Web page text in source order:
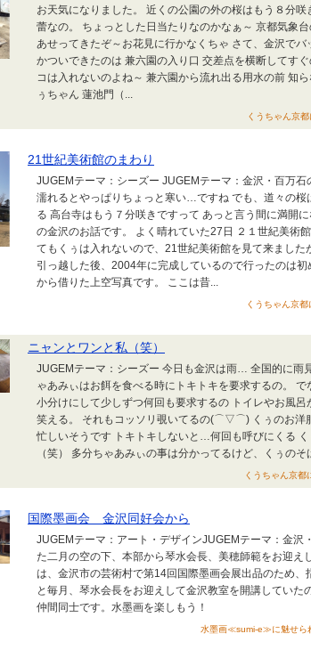
お天気になりました。 近くの公園の外の桜はもう８分
蕾なの。 ちょっとした日当たりなのかなぁ～ 京都気象
あせってきたぞ～お花見に行かなくちゃ さて、金沢でバ
かついできたのは 兼六園の入り口 交差点を横断してす
コは入れないのよね～ 兼六園から流れ出る用水の前 知
ぅちゃん 蓮池門（...
くうちゃん京
21世紀美術館のまわり
JUGEMテーマ：シーズー JUGEMテーマ：金沢・百万
濡れるとやっぱりちょっと寒い…ですね でも、道々の桜
る 高台寺はもう７分咲きですって あっと言う間に満開
の金沢のお話です。 よく晴れていた27日 ２１世紀美術
てもくぅは入れないので、21世紀美術館を見て来ました
引っ越した後、2004年に完成しているので行ったのは
から借りた上空写真です。 ここは昔...
くうちゃん京
ニャンとワンと私（笑）
JUGEMテーマ：シーズー 今日も金沢は雨… 全国的に雨
ゃあみぃはお餌を食べる時にトキトキを要求するの。 で
小分けにして少しずつ何回も要求するの トイレやお風
笑える。 それもコッソリ覗いてるの(⌒▽⌒) くぅのお洋
忙しいそうです トキトキしないと…何回も呼びにくる く
（笑） 多分ちゃあみぃの事は分かってるけど、くぅの
くうちゃん京
国際墨画会 金沢同好会から
JUGEMテーマ：アート・デザインJUGEMテーマ：金沢
た二月の空の下、本部から琴水会長、美穂師範をお迎え
は、金沢市の芸術村で第14回国際墨画会展出品のため、
と毎月、琴水会長をお迎えして金沢教室を開講していた
仲間同士です。水墨画を楽しもう！
水墨画≪sumi-e≫に魅せ